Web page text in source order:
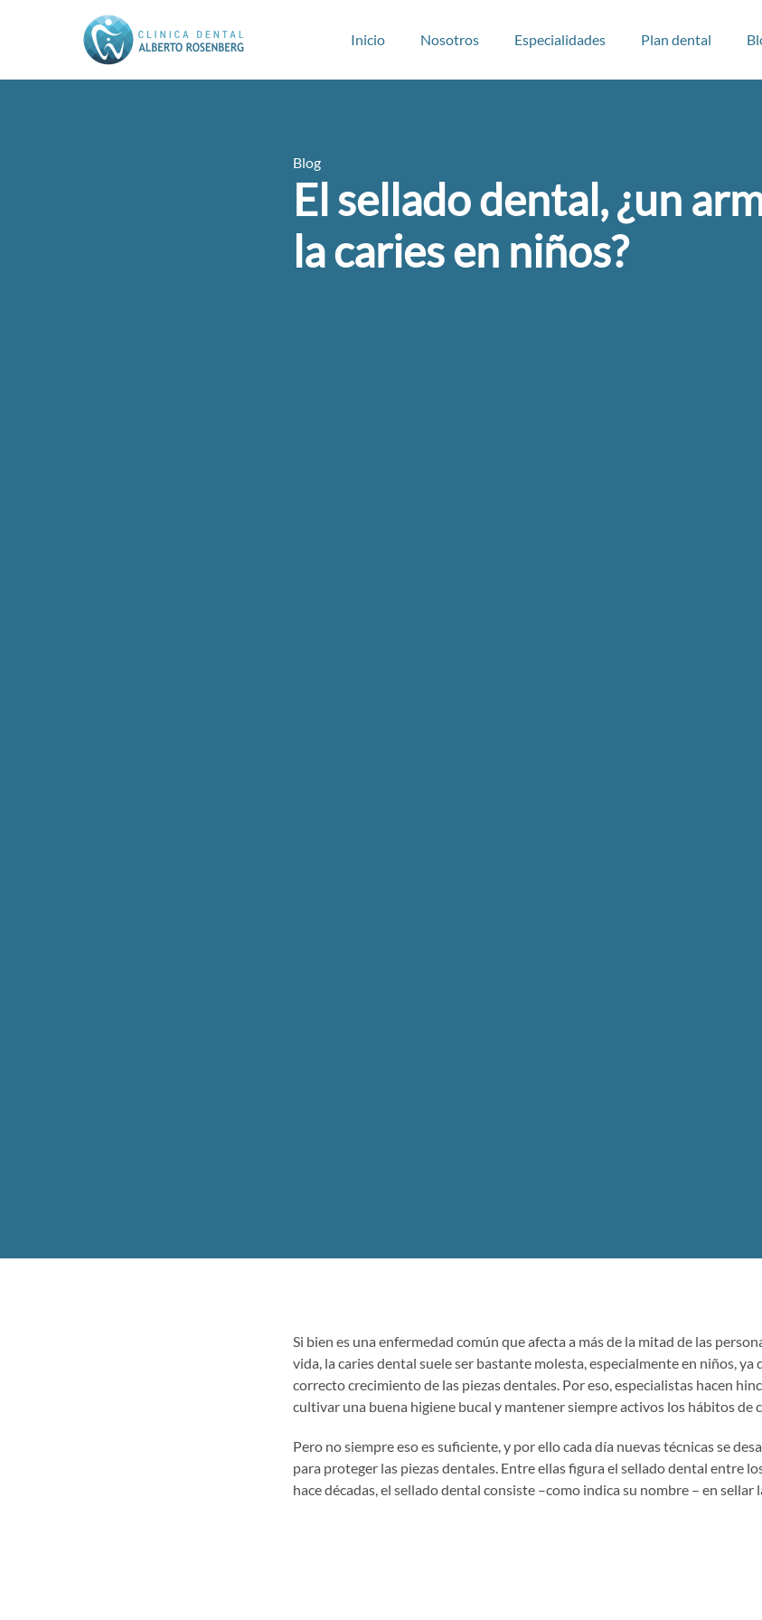
Inicio Nosotros Especialidades Plan dental
Blog
El sellado dental, ¿un
la caries en niños?
Si bien es una enfermedad común que afecta a más de la mitad de las
vida, la caries dental suele ser bastante molesta, especialmente en niños, ya
correcto crecimiento de las piezas dentales. Por eso, especialistas hacen
cultivar una buena higiene bucal y mantener siempre activos los hábitos de
Pero no siempre eso es suficiente, y por ello cada día nuevas técnicas se
para proteger las piezas dentales. Entre ellas figura el sellado dental entre
hace décadas, el sellado dental consiste –como indica su nombre – en sellar